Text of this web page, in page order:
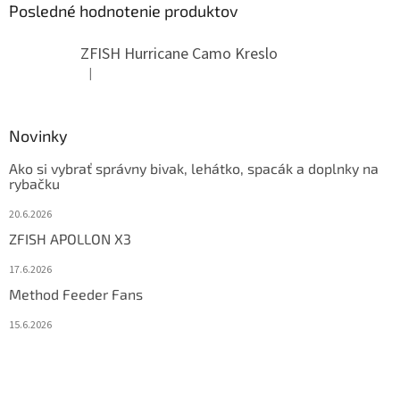
Posledné hodnotenie produktov
ZFISH Hurricane Camo Kreslo
Hodnotenie produktu je 5 z 5 hviezdičiek.
|
Novinky
Ako si vybrať správny bivak, lehátko, spacák a doplnky na
rybačku
20.6.2026
ZFISH APOLLON X3
17.6.2026
Method Feeder Fans
15.6.2026